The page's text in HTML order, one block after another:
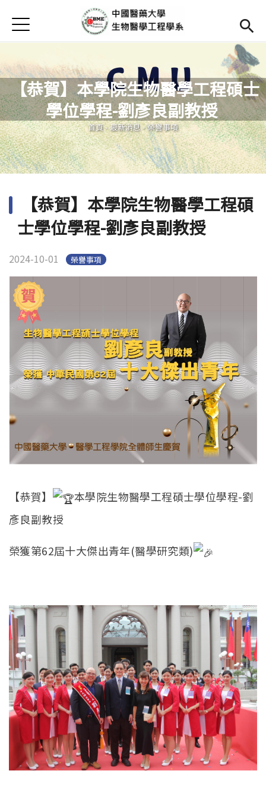
首頁
Open submenu (高中專區)
高中專區
最新消息
Open submenu (學系簡介)
學系簡介
Open
本系成員
Open
課程資訊
Open submenu (重要連結)
重要連結
Jump to Navigation
Jump to Main content
​ 【恭賀】本學院生物醫學工程碩士
學位學程-劉彥良副教授 ​
您在這裡
首頁-最新消息-榮譽事項
​ 【恭賀】本學院生物醫學工程碩
士學位學程-劉彥良副教授 ​
2024-10-01 榮譽事項
【恭賀】
本學院生物醫學工程碩士學位學程-劉
彥良副教授
榮獲第62屆十大傑出青年(醫學研究類)